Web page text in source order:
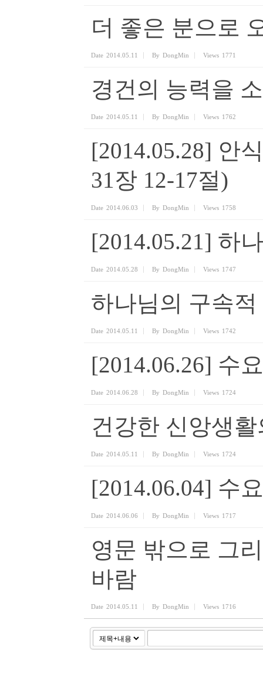
더 좋은 분으로
Date 2014.05.11 By DongMin Views 1771
경건의 능력을
Date 2014.05.11 By DongMin Views 1762
[2014.05.28] 안
31장 12-17절)
Date 2014.06.03 By DongMin Views 1758
[2014.05.21] 하
Date 2014.05.28 By DongMin Views 1747
하나님의 구속
Date 2014.05.11 By DongMin Views 1742
[2014.06.26] 수
Date 2014.06.28 By DongMin Views 1724
건강한 신앙생
Date 2014.05.11 By DongMin Views 1724
[2014.06.04] 수
Date 2014.06.06 By DongMin Views 1717
영문 밖으로 그
바람
Date 2014.05.11 By DongMin Views 1716